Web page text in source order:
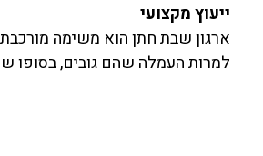
ייעוץ מקצועי
ארגון שבת חתן הוא משימה
למרות העמלה שהם גובים, בסופו